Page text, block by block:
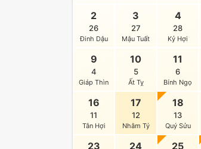
2
26
Đinh Dậu
3
27
Mậu Tuất
4
28
Kỷ Hợi
9
4
Giáp Thìn
10
5
Ất Tỵ
11
6
Bính Ngọ
16
11
Tân Hợi
17
12
Nhâm Tý
18
13
Quý Sửu
23 24 25